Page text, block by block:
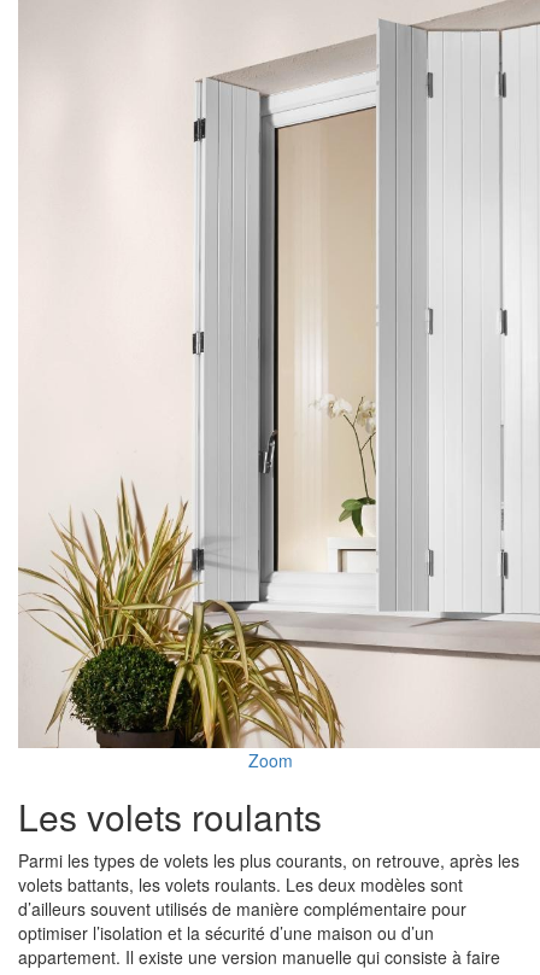
Zoom
Les volets roulants
Parmi les types de volets les plus courants, on retrouve, après les
volets battants, les volets roulants. Les deux modèles sont
d’ailleurs souvent utilisés de manière complémentaire pour
optimiser l’isolation et la sécurité d’une maison ou d’un
appartement. Il existe une version manuelle qui consiste à faire